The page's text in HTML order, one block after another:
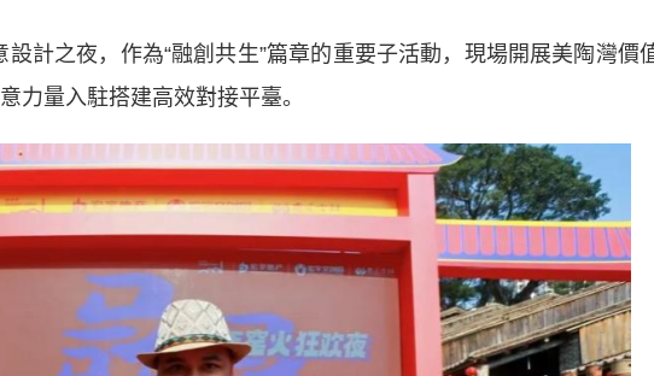
之夜，作為“融創共生”篇章的重要子活動，現場開展美陶灣價
力量入駐搭建高效對接平臺。